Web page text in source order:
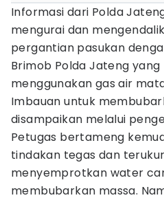
Informasi dari Polda
mengurai dan
pergantian pasukan
Brimob Polda Jateng
menggunakan gas air
Imbauan untuk
disampaikan melalui
Petugas bertameng
tindakan tegas dan
menyemprotkan water
membubarkan massa.